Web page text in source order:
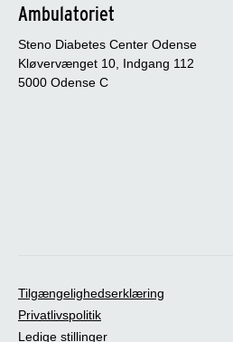
Ambulatoriet
Steno Diabetes Center Odense
Kløvervænget 10, Indgang 112
5000 Odense C
Tilgængelighedserklæring
Privatlivspolitik
Ledige stillinger